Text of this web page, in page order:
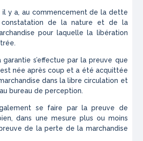
il y a, au commencement de la dette
constatation de la nature et de la
pour laquelle la libération
s’effectue par la preuve que
née après coup et a été acquit­tée
dans la libre circu­lation et
bureau de perception.
se faire par la preuve de
dans une mesure plus ou moins
de la perte de la marchan­dise